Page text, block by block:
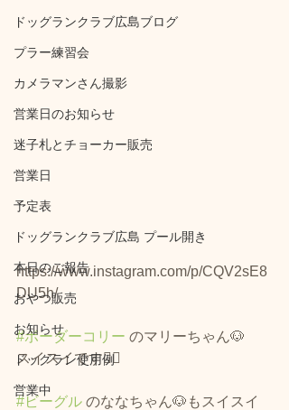
ドッグランクラブ広島ブログ
プラー練習会
カメラマンさん撮影
営業日のお知らせ
迷子札とチョーカー販売
営業日
予定表
ドッグランクラブ広島 プール開き
本日のご報告
おやつ販売
お知らせ
ドッグラン使用例
営業中
https://www.instagram.com/p/CQV2sE8
DU5h/
#ボーダーコリー のマリーちゃん🐶
スイスイです🏊‍♂️
#ビーグル のななちゃん🐶もスイスイ